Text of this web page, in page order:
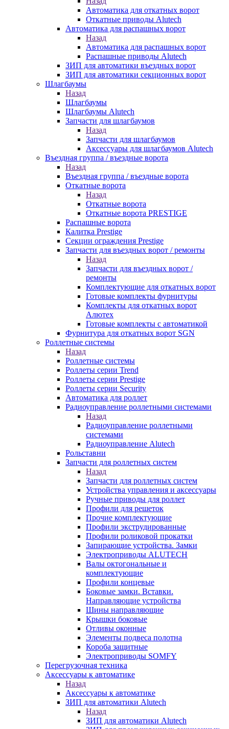
Автоматика для откатных ворот
Откатные приводы Alutech
Автоматика для распашных ворот
Назад
Автоматика для распашных ворот
Распашные приводы Alutech
ЗИП для автоматики въездных ворот
ЗИП для автоматики секционных ворот
Шлагбаумы
Назад
Шлагбаумы
Шлагбаумы Alutech
Запчасти для шлагбаумов
Назад
Запчасти для шлагбаумов
Аксессуары для шлагбаумов Alutech
Въездная группа / въездные ворота
Назад
Въездная группа / въездные ворота
Откатные ворота
Назад
Откатные ворота
Откатные ворота PRESTIGE
Распашные ворота
Калитка Prestige
Секции ограждения Prestige
Запчасти для въездных ворот / ремонты
Назад
Запчасти для въездных ворот /
ремонты
Комплектующие для откатных ворот
Готовые комплекты фурнитуры
Комплекты для откатных ворот
Алютех
Готовые комплекты с автоматикой
Фурнитура для откатных ворот SGN
Роллетные системы
Назад
Роллетные системы
Роллеты серии Trend
Роллеты серии Prestige
Роллеты серии Security
Автоматика для роллет
Радиоуправление роллетными системами
Назад
Радиоуправление роллетными
системами
Радиоуправление Alutech
Рольставни
Запчасти для роллетных систем
Назад
Запчасти для роллетных систем
Устройства управления и аксессуары
Ручные приводы для роллет
Профили для решеток
Прочие комплектующие
Профили экструдированные
Профили роликовой прокатки
Запирающие устройства. Замки
Электроприводы ALUTECH
Валы октогональные и
комплектующие
Профили концевые
Боковые замки. Вставки.
Направляющие устройства
Шины направляющие
Крышки боковые
Отливы оконные
Элементы подвеса полотна
Короба защитные
Электроприводы SOMFY
Перегрузочная техника
Аксессуары к автоматике
Назад
Аксессуары к автоматике
ЗИП для автоматики Alutech
Назад
ЗИП для автоматики Alutech